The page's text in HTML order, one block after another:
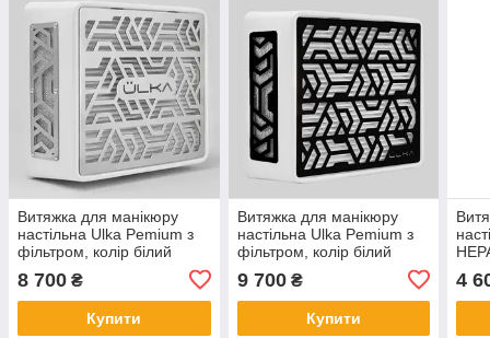
Витяжка для манікюру
настільна Ulka Pemium з
фільтром, колір білий
8 700 ₴
Купити
Витяжка для манікюру
настільна Ulka Pemium з
фільтром, колір білий
9 700₴
Купити
4